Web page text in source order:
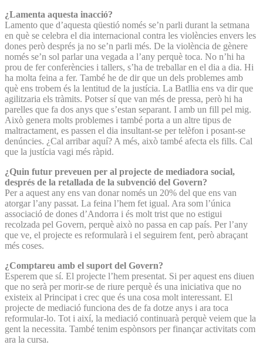
¿Lamenta aquesta inacció?
Lamento que d’aquesta qüestió només se’n parli durant la setmana
en què se celebra el dia internacional contra les violències envers les
dones però després ja no se’n parli més. De la violència de gènere
només se’n sol parlar una vegada a l’any perquè toca. No n’hi ha
prou de fer conferències i tallers, s’ha de treballar en el dia a dia. Hi
ha molta feina a fer. També he de dir que un dels problemes amb
què ens trobem és la lentitud de la justícia. La Batllia ens va dir que
agilitzaria els tràmits. Potser sí que van més de pressa, però hi ha
parelles que fa dos anys que s’estan separant. I amb un fill pel mig.
Això genera molts problemes i també porta a un altre tipus de
maltractament, es passen el dia insultant-se per telèfon i posant-se
denúncies. ¿Cal arribar aquí? A més, això també afecta els fills. Cal
que la justícia vagi més ràpid.
¿Quin futur preveuen per al projecte de mediadora social,
després de la retallada de la subvenció del Govern?
Per a aquest any ens van donar només un 20% del que ens van
atorgar l’any passat. La feina l’hem fet igual. Ara som l’única
associació de dones d’Andorra i és molt trist que no estigui
recolzada pel Govern, perquè això no passa en cap país. Per l’any
que ve, el projecte es reformularà i el seguirem fent, però abraçant
més coses.
¿Comptareu amb el suport del Govern?
Esperem que sí. El projecte l’hem presentat. Si per aquest ens diuen
que no serà per morir-se de riure perquè és una iniciativa que no
existeix al Principat i crec que és una cosa molt interessant. El
projecte de mediació funciona des de fa dotze anys i ara toca
reformular-lo. Tot i així, la mediació continuarà perquè veiem que la
gent la necessita. També tenim espònsors per finançar activitats com
ara la cursa.